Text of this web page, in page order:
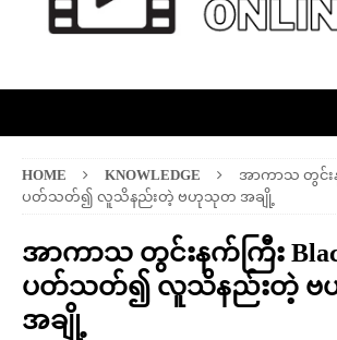
HOME KNOWLEDGE
အာကာသ တွင်းန
ပတ်သတ်၍ လူသိနည်းတဲ့ ဗဟုသုတ အချို့
အာကာသ တွင်းနက်ကြီး
ပတ်သတ်၍ လူသိနည်းတဲ့
အချို့